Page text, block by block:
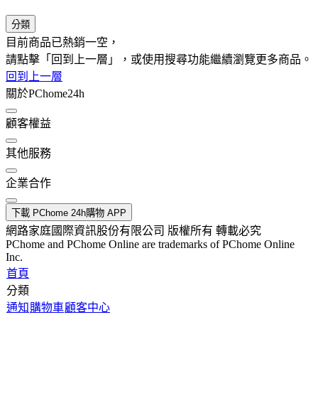
分類
目前商品已熱銷一空，
請點擊「回到上一層」，或使用搜尋功能繼續瀏覽更多商品。
回到上一層
關於PChome24h
顧客權益
其他服務
企業合作
下載 PChome 24h購物 APP
網路家庭國際資訊股份有限公司 版權所有 轉載必究
PChome and PChome Online are trademarks of PChome Online
Inc.
首頁
分類
通知 購物車顧客中心